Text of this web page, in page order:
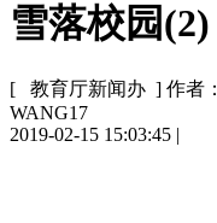
雪落校园(2)
[ 教育厅新闻办 ] 作者：
WANG17
2019-02-15 15:03:45 |